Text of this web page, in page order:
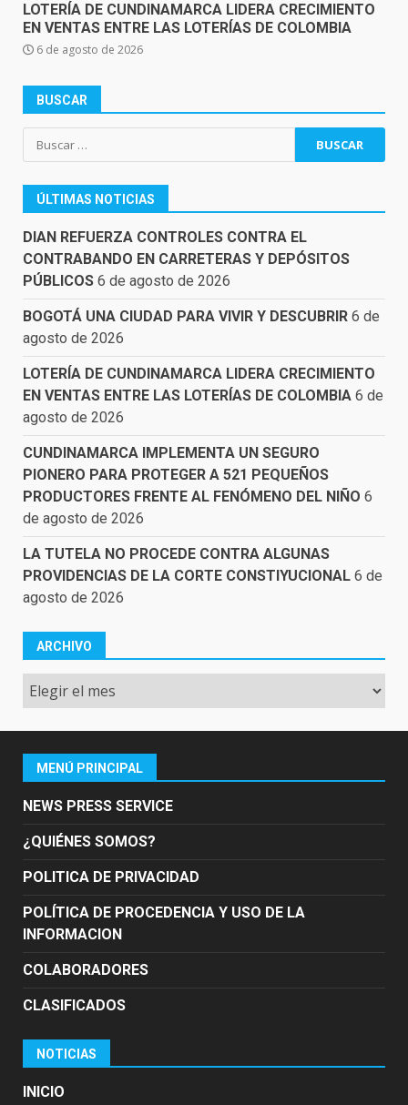
LOTERÍA DE CUNDINAMARCA LIDERA CRECIMIENTO
EN VENTAS ENTRE LAS LOTERÍAS DE COLOMBIA
6 de agosto de 2026
BUSCAR
Buscar:
ÚLTIMAS NOTICIAS
DIAN REFUERZA CONTROLES CONTRA EL
CONTRABANDO EN CARRETERAS Y DEPÓSITOS
PÚBLICOS 6 de agosto de 2026
BOGOTÁ UNA CIUDAD PARA VIVIR Y DESCUBRIR 6 de
agosto de 2026
LOTERÍA DE CUNDINAMARCA LIDERA CRECIMIENTO
EN VENTAS ENTRE LAS LOTERÍAS DE COLOMBIA 6 de
agosto de 2026
CUNDINAMARCA IMPLEMENTA UN SEGURO
PIONERO PARA PROTEGER A 521 PEQUEÑOS
PRODUCTORES FRENTE AL FENÓMENO DEL NIÑO 6
de agosto de 2026
LA TUTELA NO PROCEDE CONTRA ALGUNAS
PROVIDENCIAS DE LA CORTE CONSTIYUCIONAL 6 de
agosto de 2026
ARCHIVO
Archivo
MENÚ PRINCIPAL
NEWS PRESS SERVICE
¿QUIÉNES SOMOS?
POLITICA DE PRIVACIDAD
POLÍTICA DE PROCEDENCIA Y USO DE LA
INFORMACION
COLABORADORES
CLASIFICADOS
NOTICIAS
INICIO